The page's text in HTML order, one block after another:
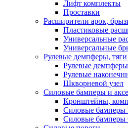
Лифт комплекты
Проставки
Расширители арок,
Пластиковые
Универсальные
Универсальные
Рулевые демпферы, тяги
Рулевые демпферы
Рулевые
Шкворневой узел
Силовые бамперы и
Кронштейны,
Силовые
Силовые бамперы